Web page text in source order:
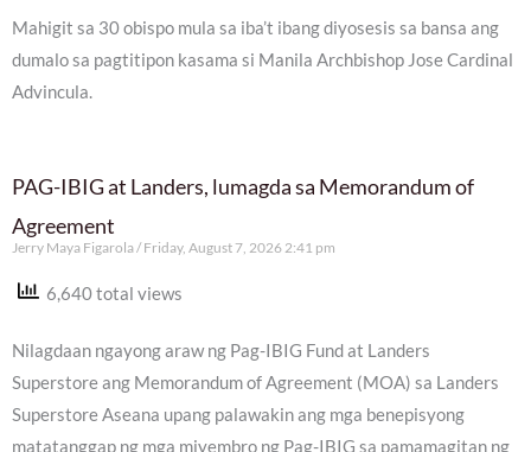
Mahigit sa 30 obispo mula sa iba’t ibang diyosesis sa bansa ang
dumalo sa pagtitipon kasama si Manila Archbishop Jose Cardinal
Advincula.
PAG-IBIG at Landers, lumagda sa Memorandum of
Agreement
Jerry Maya Figarola Friday, August 7, 2026 2:41 pm
6,640 total views
Nilagdaan ngayong araw ng Pag-IBIG Fund at Landers
Superstore ang Memorandum of Agreement (MOA) sa Landers
Superstore Aseana upang palawakin ang mga benepisyong
matatanggap ng mga miyembro ng Pag-IBIG sa pamamagitan ng